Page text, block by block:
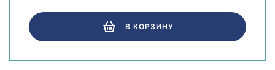
В КОРЗИНУ